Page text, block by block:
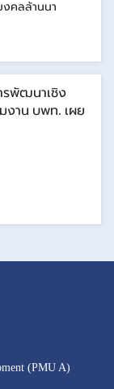
งคลล้านนา
รพัฒนาเชิง
งาน บพท. เผย
(PMU A)